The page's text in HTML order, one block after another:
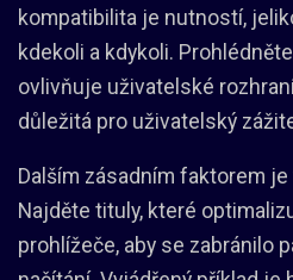
kompatibilita je nutností,
kdekoli a kdykoli.
ovlivňuje uživatelské
důležitá pro uživatelský
Dalším zásadním faktorem je
Najděte tituly, které
prohlížeče, aby se zabránilo